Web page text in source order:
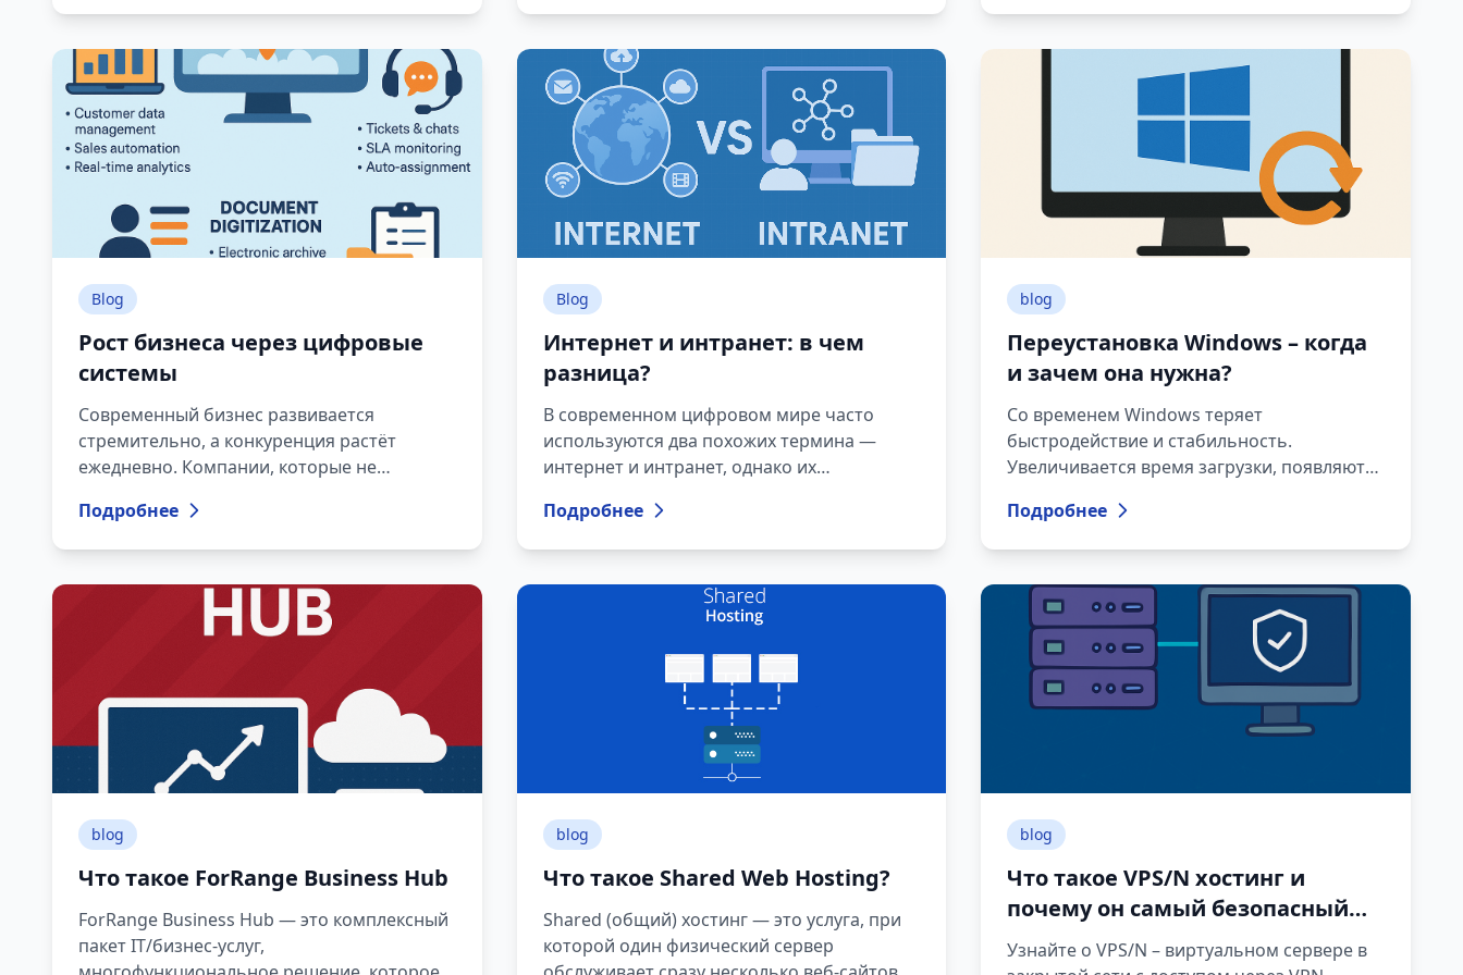
режиме BETA.
Blog
Рост бизнеса через цифровые
системы
Современный бизнес развивается
стремительно, а конкуренция растёт
ежедневно. Компании, которые не
теряют клиентов, время и деньги. Поэтому
сегодня цифровизация — это
Подробнее
Blog
Интернет и интранет: в чем
разница?
В современном цифровом мире часто
используются два похожих термина —
интернет и интранет, однако их
подробно განვიხილავთ различия,
преимущества, недостатки и технические
Подробнее
blog
Переустановка Windows – когда
и зачем она нужна?
Со временем Windows теряет
быстродействие и стабильность.
Увеличивается время загрузки, появляются
вредоносное ПО может повредить
системные файлы. В таких ситуациях
является полная, профессиональная
переустановка Windows. Чистая установка
восстанавливает систему, устраняет
повреждения и обеспечивает надежную
работу, что особенно важно для рабочих
компьютеров и бизнес-среды.
Подробнее
blog
Что такое ForRange Business Hub
ForRange Business Hub — это комплексный
пакет IT/бизнес-услуг,
blog
Что такое Shared Web Hosting?
Shared (общий) хостинг — это услуга, при
которой один физический сервер
blog
Что такое VPS/N хостинг и
почему он самый безопасный
для бизнеса
Узнайте о VPS/N – виртуальном сервере в